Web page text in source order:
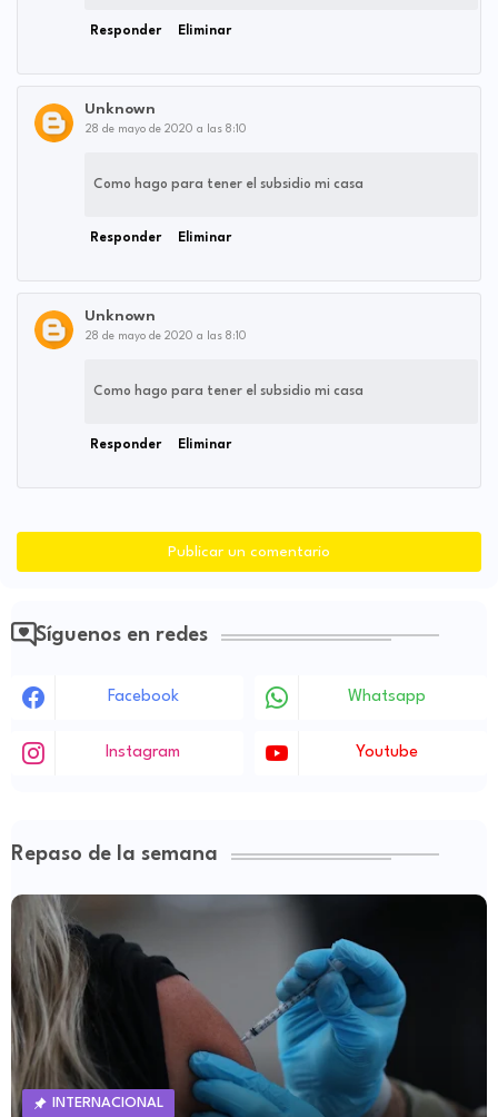
Responder Eliminar
Unknown
28 de mayo de 2020 a las 8:10
Como hago para tener el subsidio mi casa
Responder Eliminar
Unknown
28 de mayo de 2020 a las 8:10
Como hago para tener el subsidio mi casa
Responder Eliminar
Publicar un comentario
Síguenos en redes
Facebook Whatsapp
Instagram Youtube
Repaso de la semana
INTERNACIONAL